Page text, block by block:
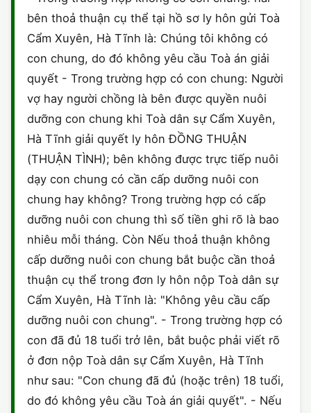
HÔN NHÂN VÀ GIA ĐÌNH
LAO ĐỘNG
SỞ HỮU TRÍ TUỆ
THUẾ - BẢO HIỂM
GIẤY PHÉP CON
HÀNH CHÍNH
HÌNH SỰ
HÔN NHÂN - GIA ĐÌNH
LAO ĐỘNG
SỞ HỮU TRÍ TUỆ
THỪA KẾ - DI CHÚC
THUẾ VÀ KẾ TOÁN
ĐĂNG KÝ XE
HÀNH CHÍNH
DOANH NGHIỆP
HỘ KINH DOANH
SỞ HỮU TRÍ TUỆ
TRÍCH LỤC HỘ TỊCH
CÔNG BỐ SẢN PHẨM
GIẤY PHÉP LAO ĐỘNG
CHỨNG NHẬN HACCP
ĐẤT ĐAI
HÌNH SỰ
TỐ TỤNG
KHÁC
bên thoả thuận cụ thể tại hồ sơ ly hôn gửi Toà
Cẩm Xuyên, Hà Tĩnh là: Chúng tôi không có
con chung, do đó không yêu cầu Toà án giải
quyết - Trong trường hợp có con chung: Người
vợ hay người chồng là bên được quyền nuôi
dưỡng con chung khi Toà dân sự Cẩm Xuyên,
Hà Tĩnh giải quyết ly hôn ĐỒNG THUẬN
(THUẬN TÌNH); bên không được trực tiếp nuôi
dạy con chung có cần cấp dưỡng nuôi con
chung hay không? Trong trường hợp có cấp
dưỡng nuôi con chung thì số tiền ghi rõ là bao
nhiêu mỗi tháng. Còn Nếu thoả thuận không
cấp dưỡng nuôi con chung bắt buộc cần thoả
thuận cụ thể trong đơn ly hôn nộp Toà dân sự
Cẩm Xuyên, Hà Tĩnh là: "Không yêu cầu cấp
dưỡng nuôi con chung". - Trong trường hợp có
con đã đủ 18 tuổi trở lên, bắt buộc phải viết rõ
ở đơn nộp Toà dân sự Cẩm Xuyên, Hà Tĩnh
như sau: "Con chung đã đủ (hoặc trên) 18 tuổi,
do đó không yêu cầu Toà án giải quyết". - Nếu